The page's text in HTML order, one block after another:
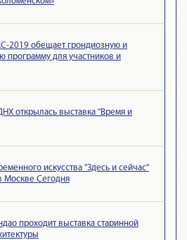
2019 обещает грондиозную и
программу для участников и
открылась выставка "Время и
искусства "Здесь и сейчас"
Москве Сегодня
проходит выставка старинной